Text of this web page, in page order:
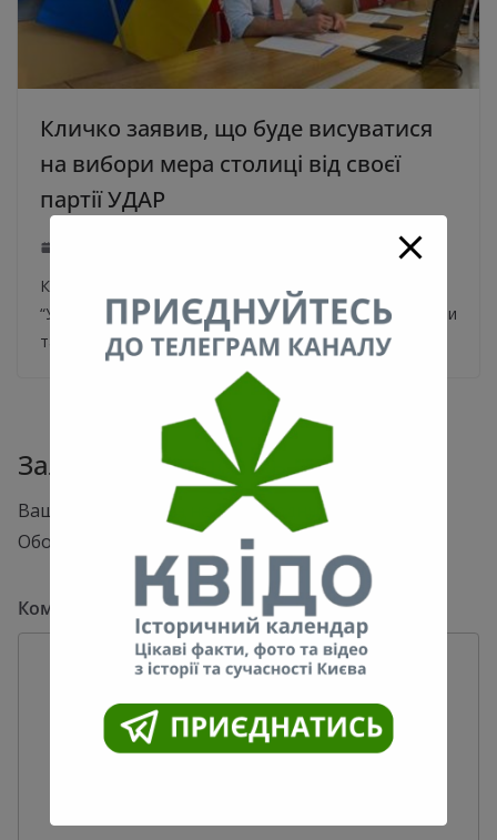
Кличко заявив, що буде висуватися
на вибори мера столиці від своєї
партії УДАР
Кличко про партію мерів: Я є лідером політичної сили
“УДАР” і висуватимусь в мери від своєї політичної сили
та поведу
Залишити відповідь
Ваша e-mail адреса не оприлюднюватиметься.
Обов’язкові поля позначені
Коментар